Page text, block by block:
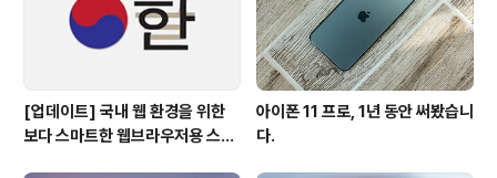
[업데이트] 국내 웹 환경을 위한
보다 스마트한 웹브라우저용 스타
아이폰 11 프로, 1년 동안 써봤습니
다.